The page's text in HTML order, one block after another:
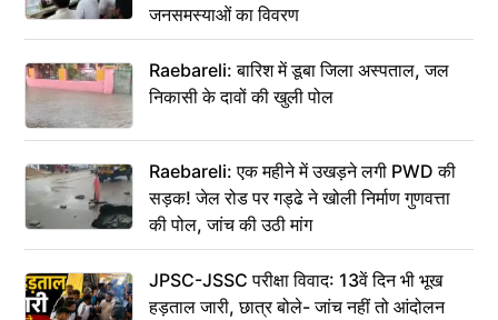
जनसमस्याओं का विवरण
Raebareli: बारिश में डूबा जिला अस्पताल, जल
निकासी के दावों की खुली पोल
Raebareli: एक महीने में उखड़ने लगी PWD की
सड़क! जेल रोड पर गड्ढे ने खोली निर्माण गुणवत्ता
की पोल, जांच की उठी मांग
JPSC-JSSC परीक्षा विवाद: 13वें दिन भी भूख
हड़ताल जारी, छात्र बोले- जांच नहीं तो आंदोलन